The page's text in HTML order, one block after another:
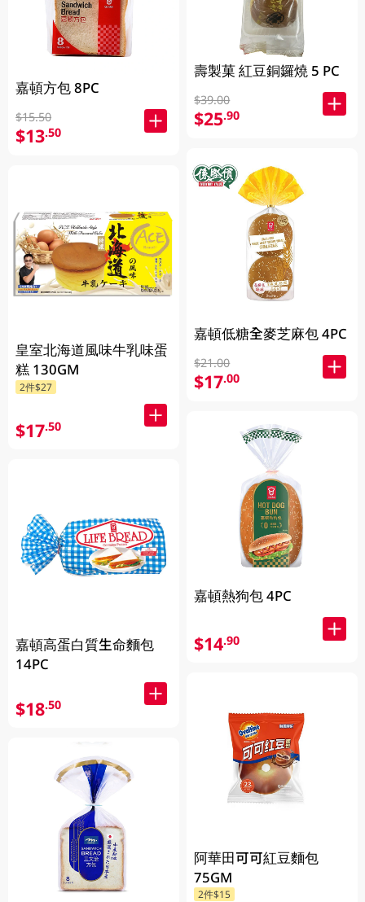
嘉頓方包 8PC
$15.50
$13.50
皇室北海道風味牛乳味蛋
糕 130GM
2件$27
$17.50
嘉頓高蛋白質生命麵包
14PC
$18.50
壽製菓 紅豆銅鑼燒 5 PC
$39.00
$25.90
嘉頓低糖全麥芝麻包 4PC
$21.00
$17.00
嘉頓熱狗包 4PC
$14.90
阿華田可可紅豆麵包
75GM
2件$15